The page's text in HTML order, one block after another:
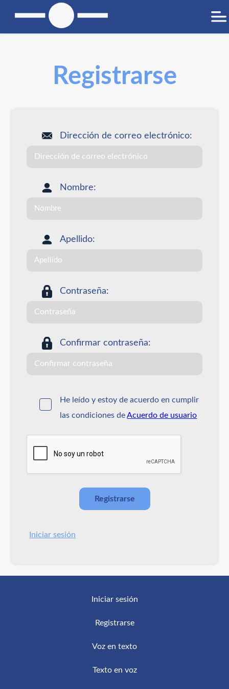
Registrarse
Dirección de correo electrónico:
Nombre:
Apellido:
Contraseña:
Confirmar contraseña:
He leído y estoy de acuerdo en cumplir
las condiciones deAcuerdo de usuario
Iniciar sesión
Iniciar sesión
Registrarse
Voz en texto
Texto en voz